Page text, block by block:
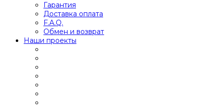
Гарантия
Доставка оплата
F.A.Q.
Обмен и возврат
Наши проекты